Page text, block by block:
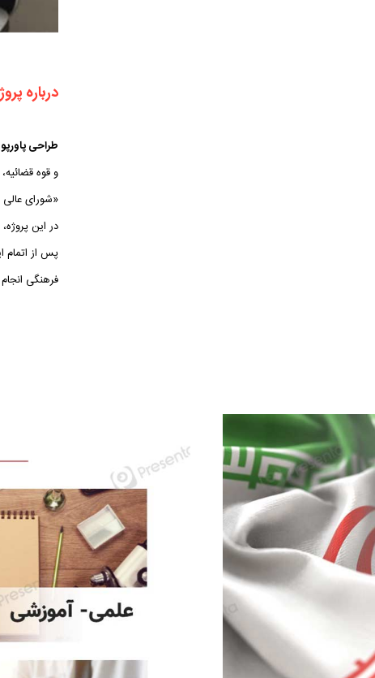
درباره
طراحی
و قوه
«شورای
در این
پس از اتمام
فرهنگی